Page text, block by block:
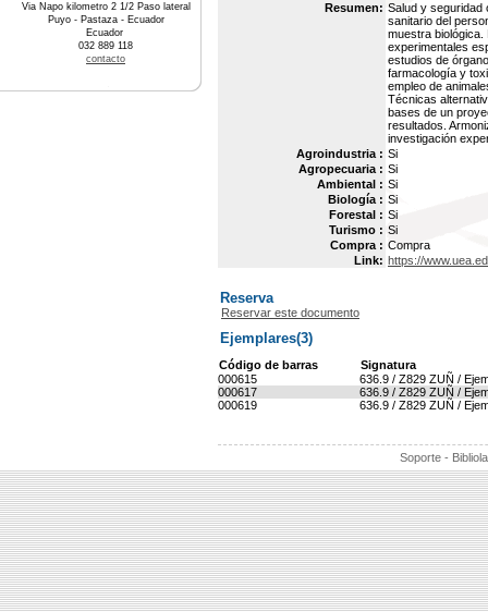
Resumen: Salud y seguridad
sanitario del
muestra biológica.
experimentales
estudios de
farmacología y
empleo de
Técnicas
bases de un
resultados.
investigación
Agroindustria : Si
Agropecuaria : Si
Ambiental : Si
Biología : Si
Forestal : Si
Turismo : Si
Compra : Compra
Link: https://
Reserva
Reservar este documento
Ejemplares(3)
Código de barras
Signatura
000615
636.9 / Z829 ZUÑ /
000617
636.9 / Z829 ZUÑ /
000619
636.9 / Z829 ZUÑ /
Soporte -
Via Napo kilometro 2 1/2 Paso lateral
Puyo - Pastaza - Ecuador
Ecuador
032 889 118
contacto